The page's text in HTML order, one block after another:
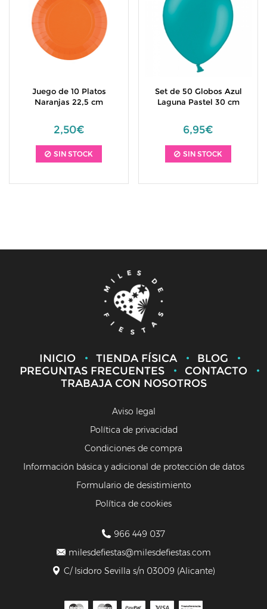
Juego de 10 Platos
Naranjas 22,5 cm
2,50€
SIN STOCK
Set de 50 Globos Azul
Laguna Pastel 30 cm
6,95€
SIN STOCK
INICIO TIENDA FÍSICA
BLOG
PREGUNTAS FRECUENTES
CONTACTO
TRABAJA CON NOSOTROS
Aviso legal
Política de privacidad
Condiciones de compra
Información básica y adicional de protección de datos
Formulario de desistimiento
Política de cookies
966 449 037
milesdefiestas@milesdefiestas.com
C/ Isidoro Sevilla s/n 03009 (Alicante)